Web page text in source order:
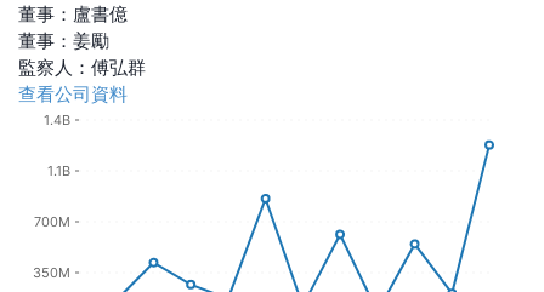
董事 ： 盧書億
董事 ： 姜勵
監察人 ： 傅弘群
查看公司資料
350M
700M
1.1B
1.4B